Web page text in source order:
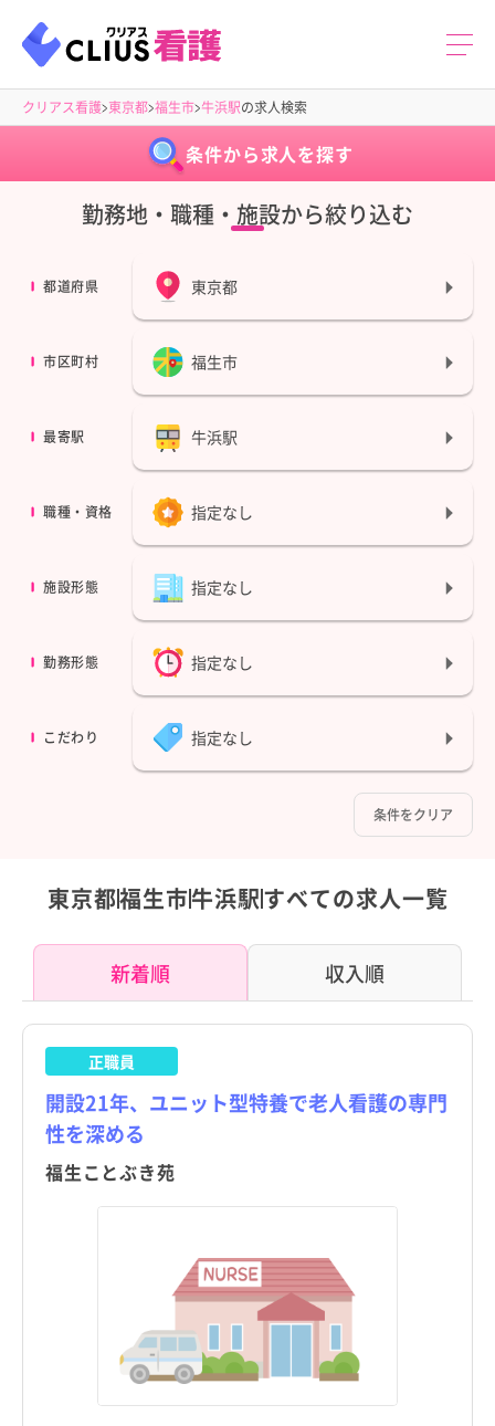
クリアス看護 東京都 福生市 牛浜駅の求人検索
条件から求人を探す
勤務地・職種・施設から絞り込む
都道府県 東京都
市区町村 福生市
中央区
港区
最寄駅 牛浜駅
職種・資格 指定なし
施設形態 指定なし
勤務形態 指定なし
こだわり 指定なし
条件をクリア
東京都福生市牛浜駅すべての求人一覧
新着順 収入順
正職員
開設21年、ユニット型特養で老人看護の専門
性を深める
福生ことぶき苑
中央区
港区